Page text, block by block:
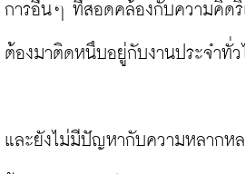
การอื่นๆ ที่สอดคล้องกับความคิดริ
ต้องมาติดหนึบอยู่กับงานประจำทั่ว
และยังไม่มีปัญหากับความหลากห